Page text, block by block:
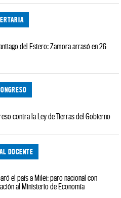
del Estero: Zamora arrasó en 26
contra la Ley de Tierras del Gobierno
DOCENTE
el país a Milei: paro nacional con
al Ministerio de Economía